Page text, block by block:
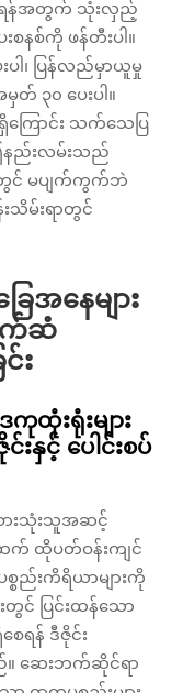
ည့်ရန်အတွက် သုံးလှည့်
စနစ်ကို ဖန်တီးပါ။
ါ၊ ပြန်လည်မှာယူမှု
၃၀ ပေးပါ။
ောင်း သက်သေပြ
နည်းလမ်းသည်
တွင် မပျက်ကွက်ဘဲ
သိမ်းရာတွင်
အနေများ
က်ဆံ
း
ကုထုံးရုံးများ
းနှင့် ပေါင်းစပ်
ားသုံးသူအဆင့်
းထက် ထိုပတ်ဝန်းကျင်
စည်းကိရိယာများကို
တွင် ပြင်းထန်သော
ေရန် ဒီဇိုင်း
။ ဆေးဘက်ဆိုင်ရာ